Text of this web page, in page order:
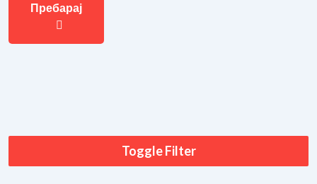
Пребарај
Toggle Filter